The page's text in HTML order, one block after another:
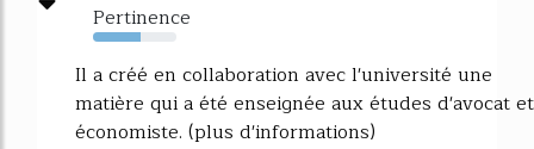
Pertinence
57%
Il a créé en collaboration avec l'université une
matière qui a été enseignée aux études d'avocat et
économiste. (plus d'informations)